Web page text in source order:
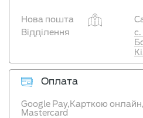
Нова пошта
Відділення
с.
Оплата
Google Pay,Карткою онлайн,
Mastercard